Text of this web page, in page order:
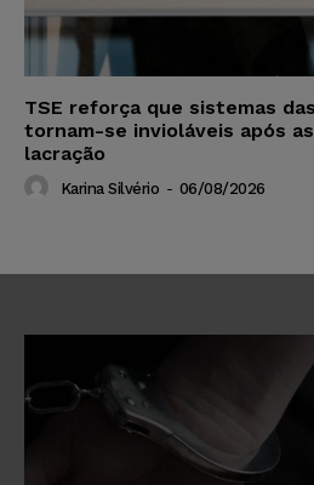
TSE reforça que sistemas
tornam-se invioláveis após
lacração
Karina Silvério - 06/08/2026